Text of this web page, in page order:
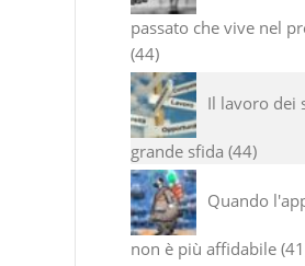
passato che vive nel
44
Il lavoro dei
grande sfida 44
Quando
non è più affidabile 41